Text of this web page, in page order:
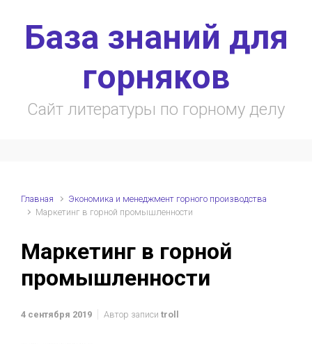
База знаний для
горняков
Сайт литературы по горному делу
Главная
Экономика и менеджмент горного производства
Маркетинг в горной промышленности
Маркетинг в горной
промышленности
4 сентября 2019 Автор записи troll